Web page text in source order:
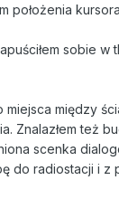
położenia
sobie w
między
Znalazłem też
scenka
do radiostacji i z